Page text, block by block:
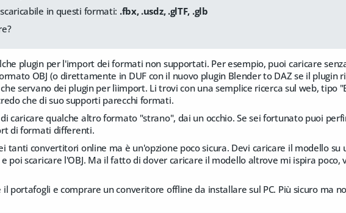
in questi formati: .fbx, .usdz, .glTF, .glb
plugin per l'import dei formati non supportati. Per esempio, puoi caricare
OBJ (o direttamente in DUF con il nuovo plugin Blender to DAZ se il plugin
servano dei plugin per lìimport. Li trovi con una semplice ricerca sul web, tipo
che di suo supporti parecchi formati.
caricare qualche altro formato "strano", dai un occhio. Se sei fortunato puoi
di formati differenti.
tanti convertitori online ma è un'opzione poco sicura. Devi caricare il modello su
poi scaricare l'OBJ. Ma il fatto di dover caricare il modello altrove mi ispira poco,
portafogli e comprare un converitore offline da installare sul PC. Più sicuro ma